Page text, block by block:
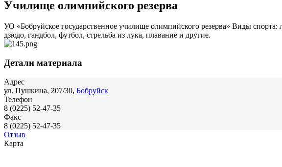
Училище олимпийского резерва
УО «Бобруйское государственное училище олимпийского резерва» Виды спорта:
дзюдо, гандбол, футбол, стрельба из лука, плавание и другие.
Детали материала
Адрес
ул. Пушкина, 207/30, Бобруйск
Телефон
8 (0225) 52-47-35
Факс
8 (0225) 52-47-35
Отзыв
Карта